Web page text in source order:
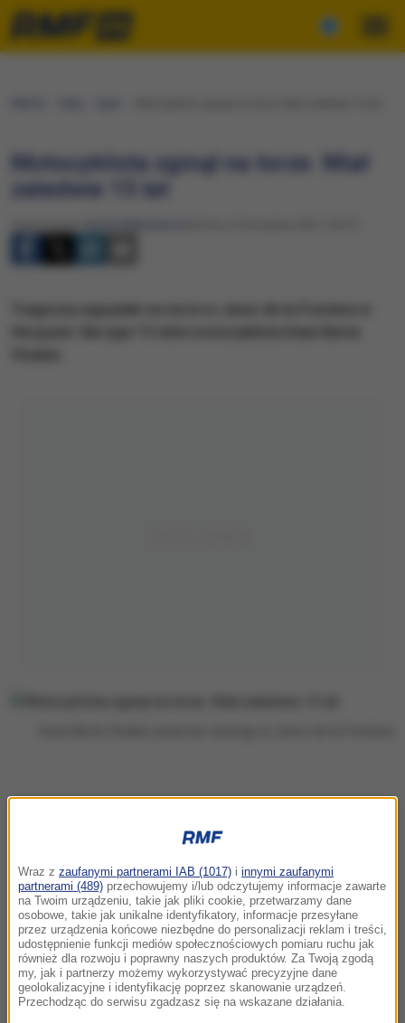
Motocyklista zginął na torze. Miał
zaledwie 15 lat
Wraz z zaufanymi partnerami IAB (1017) i innymi zaufanymi
partnerami (489) przechowujemy i/lub odczytujemy informacje zawarte
na Twoim urządzeniu, takie jak pliki cookie, przetwarzamy dane
osobowe, takie jak unikalne identyfikatory, informacje przesyłane
przez urządzenia końcowe niezbędne do personalizacji reklam i treści,
udostępnienie funkcji mediów społecznościowych pomiaru ruchu jak
również dla rozwoju i poprawny naszych produktów. Za Twoją zgodą
my, jak i partnerzy możemy wykorzystywać precyzyjne dane
geolokalizacyjne i identyfikację poprzez skanowanie urządzeń.
Przechodząc do serwisu zgadzasz się na wskazane działania.